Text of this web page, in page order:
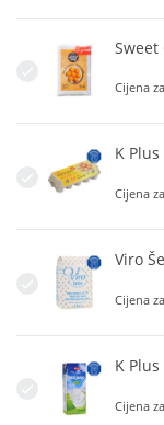
Sweet
Cijena
K
Cijena
Viro
Cijena
K
Cijena